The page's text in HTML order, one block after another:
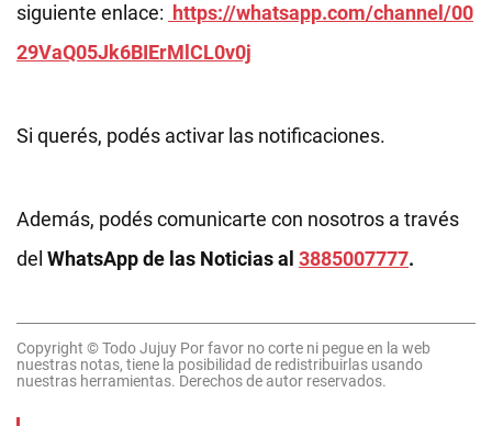
siguiente enlace: https://whatsapp.com/channel/00
29VaQ05Jk6BIErMlCL0v0j
Si querés, podés activar las notificaciones.
Además, podés comunicarte con nosotros a través
del WhatsApp de las Noticias al 3885007777.
Copyright © Todo Jujuy Por favor no corte ni pegue en la web
nuestras notas, tiene la posibilidad de redistribuirlas usando
nuestras herramientas. Derechos de autor reservados.